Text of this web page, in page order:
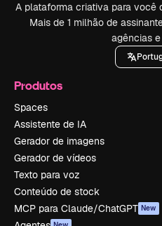
A plataforma criativa para você
Mais de 1 milhão de
agências
Produtos
Spaces
Assistente de IA
Gerador de imagens
Gerador de vídeos
Texto para voz
Conteúdo de stock
MCP para Claude/ChatGPT New